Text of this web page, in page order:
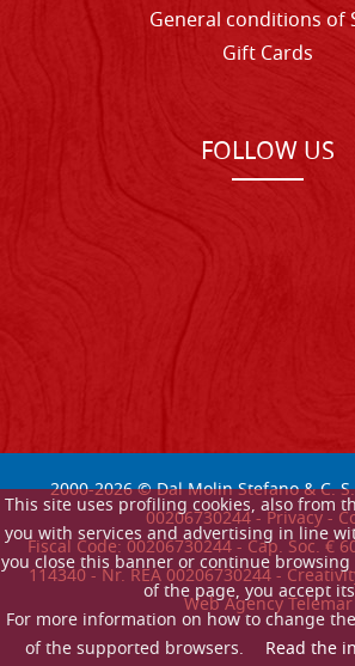
This site uses profiling cookies, also from
you with services and advertising in line
you close this banner or continue
of the page, you accept
For more information on how to change
of the supported browsers.
Read the
General conditions of
Gift Cards
FOLLOW US
2000-2026© Dal Molin Stefano & C.
00206730244 -Privacy-
Fiscal Code: 00206730244 - Cap. Soc. €
114340 - Nr. REA 00206730244 -
Web Agency Telemar